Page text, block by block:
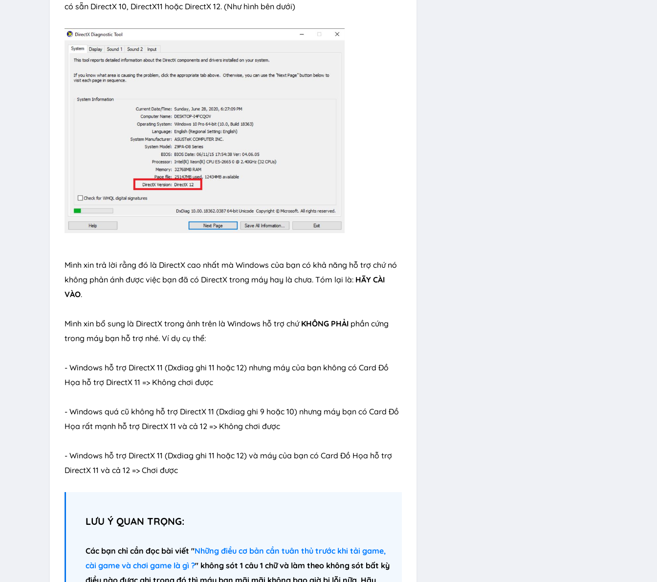
có sẵn DirectX 10, DirectX11 hoặc DirectX 12. (Như hình bên dưới)
Mình xin trả lời rằng đó là DirectX cao nhất mà Windows của bạn có khả năng hỗ trợ chứ nó
không phản ánh được việc bạn đã có DirectX trong máy hay là chưa. Tóm lại là: HÃY CÀI
VÀO.
Mình xin bổ sung là DirectX trong ảnh trên là Windows hỗ trợ chứ KHÔNG PHẢI phần cứng
trong máy bạn hỗ trợ nhé. Ví dụ cụ thể:
- Windows hỗ trợ DirectX 11 (Dxdiag ghi 11 hoặc 12) nhưng máy của bạn không có Card Đồ
Họa hỗ trợ DirectX 11 => Không chơi được
- Windows quá cũ không hỗ trợ DirectX 11 (Dxdiag ghi 9 hoặc 10) nhưng máy bạn có Card Đồ
Họa rất mạnh hỗ trợ DirectX 11 và cả 12 => Không chơi được
- Windows hỗ trợ DirectX 11 (Dxdiag ghi 11 hoặc 12) và máy của bạn có Card Đồ Họa hỗ trợ
DirectX 11 và cả 12 => Chơi được
LƯU Ý QUAN TRỌNG:
Các bạn chỉ cần đọc bài viết "Những điều cơ bản cần tuân thủ trước khi tải game,
cài game và chơi game là gì ?" không sót 1 câu 1 chữ và làm theo không sót bất kỳ